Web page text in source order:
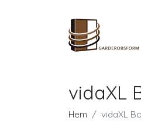
vidaXL
Hem vidaXL